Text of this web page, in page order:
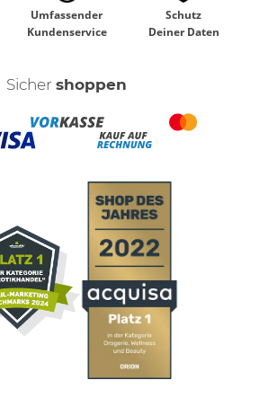
Umfassender
Kundenservice
Schutz
Deiner Daten
Sicher shoppen